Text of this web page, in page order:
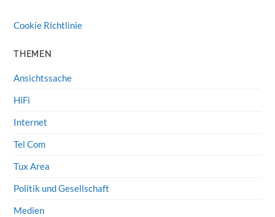
Cookie Richtlinie
THEMEN
Ansichtssache
HiFi
Internet
Tel Com
Tux Area
Politik und Gesellschaft
Medien